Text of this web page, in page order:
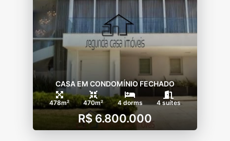
CASA EM CONDOMÍNIO FECHADO
478m² 470m² 4 dorms 4 suítes
R$ 6.800.000